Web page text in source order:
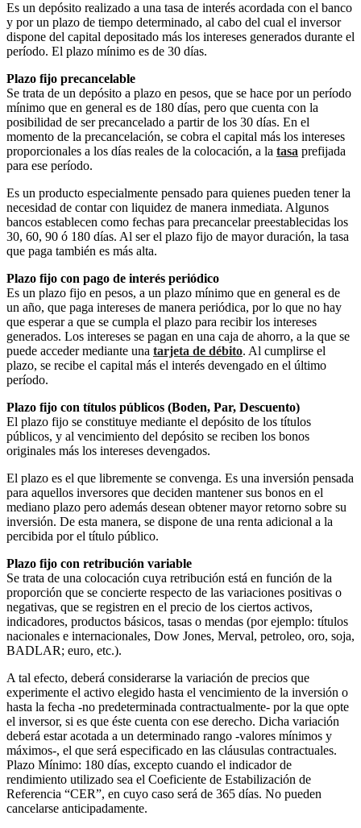
Es un depósito realizado a una tasa de interés acordada con el banco
y por un plazo de tiempo determinado, al cabo del cual el inversor
dispone del capital depositado más los intereses generados durante el
período. El plazo mínimo es de 30 días.
Plazo fijo precancelable
Se trata de un depósito a plazo en pesos, que se hace por un período
mínimo que en general es de 180 días, pero que cuenta con la
posibilidad de ser precancelado a partir de los 30 días. En el
momento de la precancelación, se cobra el capital más los intereses
proporcionales a los días reales de la colocación, a la tasa prefijada
para ese período.
Es un producto especialmente pensado para quienes pueden tener la
necesidad de contar con liquidez de manera inmediata. Algunos
bancos establecen como fechas para precancelar preestablecidas los
30, 60, 90 ó 180 días. Al ser el plazo fijo de mayor duración, la tasa
que paga también es más alta.
Plazo fijo con pago de interés periódico
Es un plazo fijo en pesos, a un plazo mínimo que en general es de
un año, que paga intereses de manera periódica, por lo que no hay
que esperar a que se cumpla el plazo para recibir los intereses
generados. Los intereses se pagan en una caja de ahorro, a la que se
puede acceder mediante una tarjeta de débito. Al cumplirse el
plazo, se recibe el capital más el interés devengado en el último
período.
Plazo fijo con títulos públicos (Boden, Par, Descuento)
El plazo fijo se constituye mediante el depósito de los títulos
públicos, y al vencimiento del depósito se reciben los bonos
originales más los intereses devengados.
El plazo es el que libremente se convenga. Es una inversión pensada
para aquellos inversores que deciden mantener sus bonos en el
mediano plazo pero además desean obtener mayor retorno sobre su
inversión. De esta manera, se dispone de una renta adicional a la
percibida por el título público.
Plazo fijo con retribución variable
Se trata de una colocación cuya retribución está en función de la
proporción que se concierte respecto de las variaciones positivas o
negativas, que se registren en el precio de los ciertos activos,
indicadores, productos básicos, tasas o mendas (por ejemplo: títulos
nacionales e internacionales, Dow Jones, Merval, petroleo, oro, soja,
BADLAR; euro, etc.).
A tal efecto, deberá considerarse la variación de precios que
experimente el activo elegido hasta el vencimiento de la inversión o
hasta la fecha -no predeterminada contractualmente- por la que opte
el inversor, si es que éste cuenta con ese derecho. Dicha variación
deberá estar acotada a un determinado rango -valores mínimos y
máximos-, el que será especificado en las cláusulas contractuales.
Plazo Mínimo: 180 días, excepto cuando el indicador de
rendimiento utilizado sea el Coeficiente de Estabilización de
Referencia “CER”, en cuyo caso será de 365 días. No pueden
cancelarse anticipadamente.